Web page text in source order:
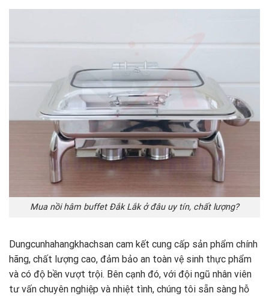
Mua nồi hâm buffet Đắk Lắk ở đâu uy tín, chất lượng?
Dungcunhahangkhachsan cam kết cung cấp sản phẩm chính
hãng, chất lượng cao, đảm bảo an toàn vệ sinh thực phẩm
và có độ bền vượt trội. Bên cạnh đó, với đội ngũ nhân viên
tư vấn chuyên nghiệp và nhiệt tình, chúng tôi sẵn sàng hỗ